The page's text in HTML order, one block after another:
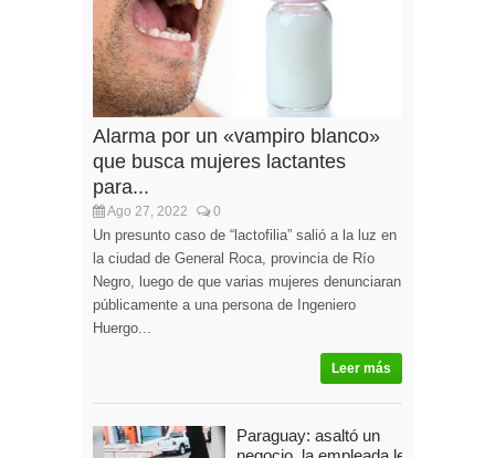
Alarma por un «vampiro blanco»
que busca mujeres lactantes
para...
Ago 27, 2022 0
Un presunto caso de “lactofilia” salió a la luz en
la ciudad de General Roca, provincia de Río
Negro, luego de que varias mujeres denunciaran
públicamente a una persona de Ingeniero
Huergo...
Leer más
Paraguay: asaltó un